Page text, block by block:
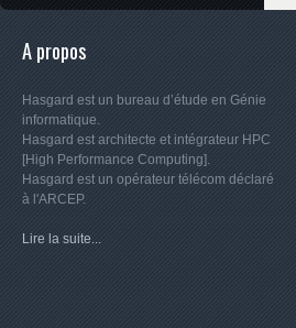
A propos
Hasgard est un bureau d’étude en Génie
informatique.
Hasgard est architecte et intégrateur HPC
[High Performance Computing].
Hasgard est un opérateur télécom déclaré
à l'ARCEP.
Lire la suite...